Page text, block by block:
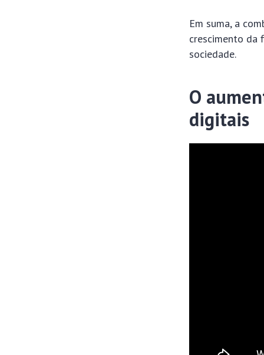
Em suma, a
crescimento da
sociedade.
O
digitais